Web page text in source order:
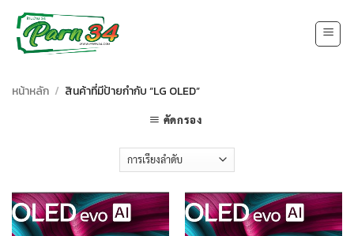
content
หน้าหลัก / สินค้าที่มีป้ายกำกับ “LG OLED”
คัดกรอง